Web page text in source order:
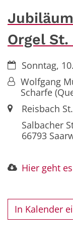
Orgel
Datum:Sonntag,
Von:Wolfgang
Scharfe
Ort:Reisbach
Salbacher
66793
Hier geht
In Kalender